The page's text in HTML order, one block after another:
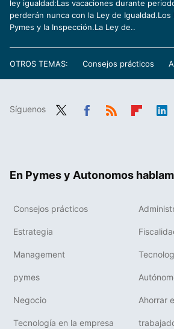
ley igualdad:Las vacaciones durante
perderán nunca con la Ley de Igualdad.Los
Pymes y la Inspección.La Ley de..
OTROS TEMAS: Consejos prácticos
Síguenos
En Pymes y Autonomos
Consejos prácticos
Estrategia
Management
pymes
Negocio Ahorrar
Tecnología en la empresa